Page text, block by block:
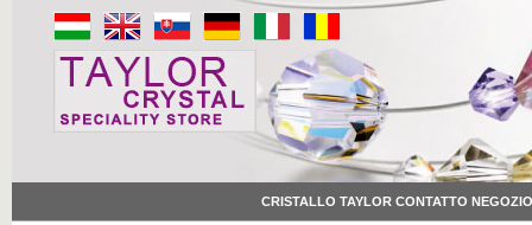
CRISTALLO TAYLOR CONTATTO NEGOZIO